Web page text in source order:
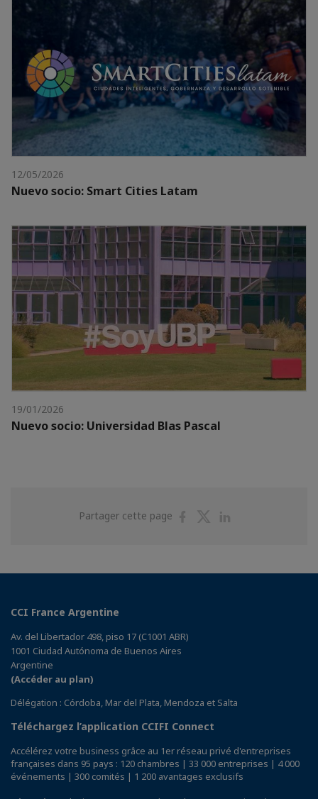
12/05/2026
Nuevo socio: Smart Cities Latam
19/01/2026
Nuevo socio: Universidad Blas Pascal
Partager cette page
PartagerPartager
CCI France Argentine
Av. del Libertador 498, piso 17 (C1001 ABR)
1001 Ciudad Autónoma de Buenos Aires
Argentine
(Accéder au plan)
Délégation : Córdoba, Mar del Plata, Mendoza et Salta
Téléchargez l’application CCIFI Connect
Accélérez votre business grâce au 1er réseau privé d'entreprises
françaises dans 95 pays : 120 chambres | 33 000 entreprises | 4 000
événements | 300 comités | 1 200 avantages exclusifs